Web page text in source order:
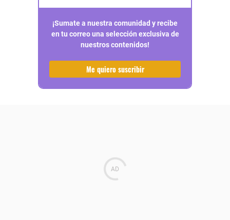
¡Sumate a nuestra comunidad y recibe
en tu correo una selección exclusiva de
nuestros contenidos!
Me quiero suscribir